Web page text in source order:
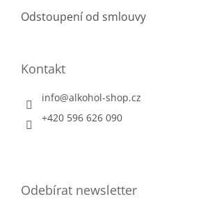
Odstoupení od smlouvy
Kontakt
info@alkohol-shop.cz
+420 596 626 090
Odebírat newsletter